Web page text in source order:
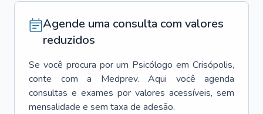
Agende uma consulta com valores
reduzidos
Se você procura por um Psicólogo em Crisópolis,
conte com a Medprev. Aqui você agenda
consultas e exames por valores acessíveis, sem
mensalidade e sem taxa de adesão.